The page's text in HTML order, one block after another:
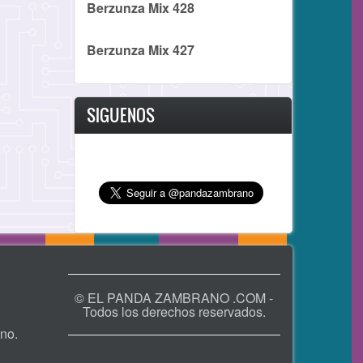
Berzunza Mix 428
Berzunza Mix 427
SIGUENOS
© EL PANDA ZAMBRANO .COM -
Todos los derechos reservados.